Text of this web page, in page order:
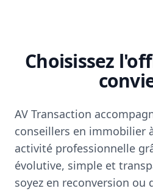
Choisissez
AV Transaction
conseillers en immobilier
activité professionnelle
évolutive, simple et
soyez en reconversion ou